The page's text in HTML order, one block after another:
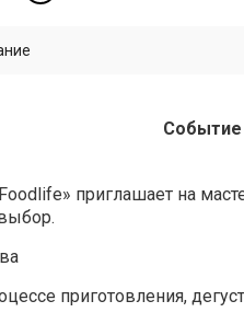
приглашает на
приготовления,